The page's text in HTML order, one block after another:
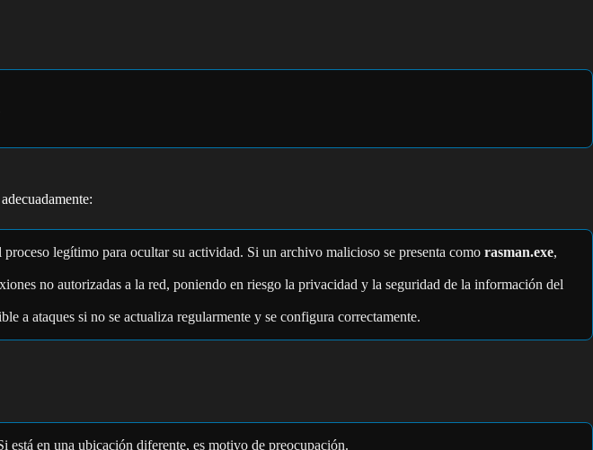
legítimo para ocultar su actividad. Si un archivo malicioso se presenta como rasman.exe,
no autorizadas a la red, poniendo en riesgo la privacidad y la seguridad de la información del
a ataques si no se actualiza regularmente y se configura correctamente.
está en una ubicación diferente, es motivo de preocupación.